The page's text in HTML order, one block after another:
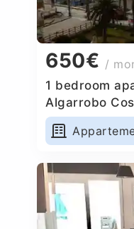
650€ /
1 bedroom
Algarrobo